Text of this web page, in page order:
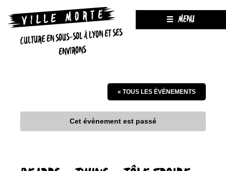
CULTURE EN SOUS-SOL À LYON ET SES
ENVIRONS
MENU
« TOUS LES ÉVÈNEMENTS
Cet évènement est passé